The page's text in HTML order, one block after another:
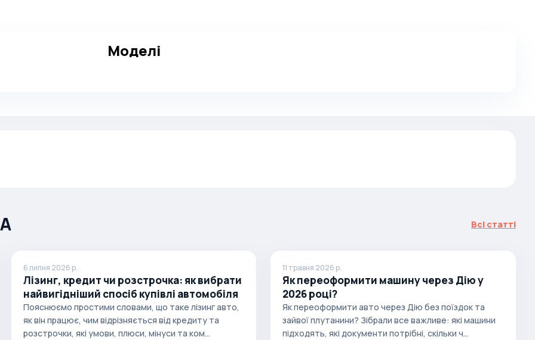
Моделі
Всі статті
6 липня 2026 р.
Лізинг, кредит чи розстрочка: як вибрати
найвигідніший спосіб купівлі автомобіля
Пояснюємо простими словами, що таке лізинг авто,
як він працює, чим відрізняється від кредиту та
розстрочки, які умови, плюси, мінуси та ком...
11 травня 2026 р.
Як переоформити машину через Дію у
2026 році?
Як переоформити авто через Дію без поїздок та
зайвої плутанини? Зібрали все важливе: які машини
підходять, які документи потрібні, скільки ч...